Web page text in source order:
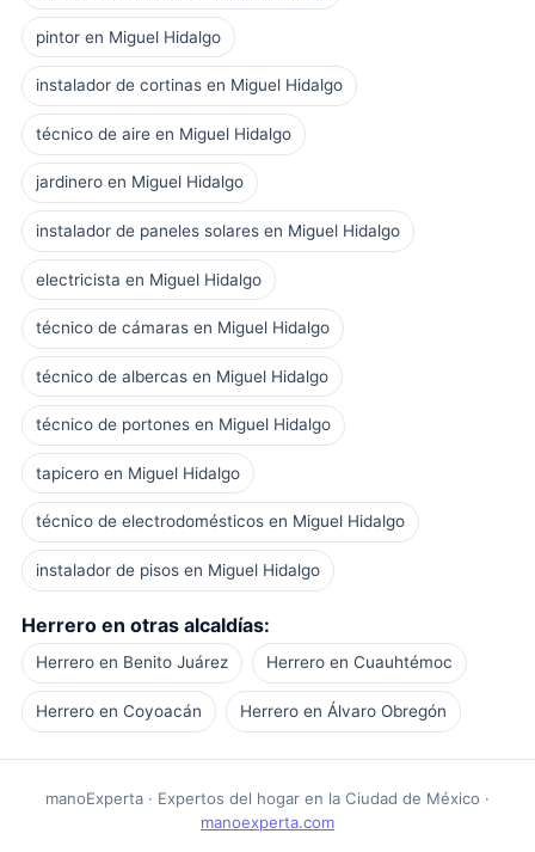
pintor en Miguel Hidalgo
instalador de cortinas en Miguel Hidalgo
técnico de aire en Miguel Hidalgo
jardinero en Miguel Hidalgo
instalador de paneles solares en Miguel Hidalgo
electricista en Miguel Hidalgo
técnico de cámaras en Miguel Hidalgo
técnico de albercas en Miguel Hidalgo
técnico de portones en Miguel Hidalgo
tapicero en Miguel Hidalgo
técnico de electrodomésticos en Miguel Hidalgo
instalador de pisos en Miguel Hidalgo
Herrero en otras alcaldías:
Herrero en Benito Juárez Herrero en Cuauhtémoc
Herrero en Coyoacán Herrero en Álvaro Obregón
manoExperta · Expertos del hogar en la Ciudad de México ·
manoexperta.com